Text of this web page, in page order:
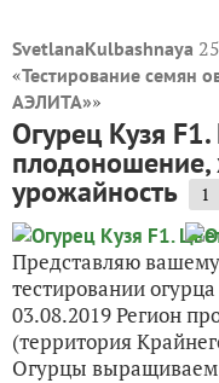
SvetlanaKulbashnaya
«Тестирование семян
АЭЛИТА»»
Огурец Кузя
плодоношение,
урожайность 1
Представляю
тестировании
03.08.2019 Регион
(территория
Огурцы выращиваем